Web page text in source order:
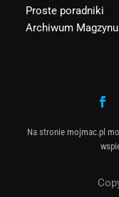
Proste poradniki
Archiwum Magzynu
Na stronie mojmac.pl